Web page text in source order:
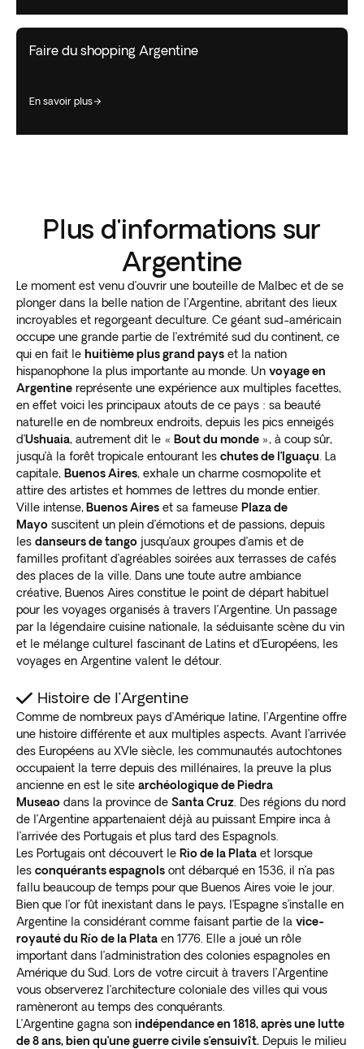
Faire du shopping Argentine
en savoir plus
Plus d'informations sur
Argentine
Le moment est venu d’ouvrir une bouteille de Malbec et de se
plonger dans la belle nation de l’Argentine, abritant des lieux
incroyables et regorgeant deculture. Ce géant sud-américain
occupe une grande partie de l’extrémité sud du continent, ce
qui en fait le huitième plus grand pays et la nation
hispanophone la plus importante au monde. Un voyage en
Argentine représente une expérience aux multiples facettes,
en effet voici les principaux atouts de ce pays : sa beauté
naturelle en de nombreux endroits, depuis les pics enneigés
d’Ushuaia, autrement dit le « Bout du monde », à coup sûr,
jusqu’à la forêt tropicale entourant les chutes de l’Iguaçu . La
capitale, Buenos Aires, exhale un charme cosmopolite et
attire des artistes et hommes de lettres du monde entier.
Ville intense, Buenos Aires et sa fameuse Plaza de
Mayo suscitent un plein d’émotions et de passions, depuis
les danseurs de tango jusqu’aux groupes d’amis et de
familles profitant d’agréables soirées aux terrasses de cafés
des places de la ville. Dans une toute autre ambiance
créative, Buenos Aires constitue le point de départ habituel
pour les voyages organisés à travers l’Argentine. Un passage
par la légendaire cuisine nationale, la séduisante scène du vin
et le mélange culturel fascinant de Latins et d’Européens, les
voyages en Argentine valent le détour.
Histoire de l’Argentine
Comme de nombreux pays d’Amérique latine, l’Argentine offre
une histoire différente et aux multiples aspects. Avant l’arrivée
des Européens au XVIe siècle, les communautés autochtones
occupaient la terre depuis des millénaires, la preuve la plus
ancienne en est le site archéologique de Piedra
Museao dans la province de Santa Cruz . Des régions du nord
de l’Argentine appartenaient déjà au puissant Empire inca à
l’arrivée des Portugais et plus tard des Espagnols.
Les Portugais ont découvert le Rio de la Plata et lorsque
les conquérants espagnols ont débarqué en 1536, il n’a pas
fallu beaucoup de temps pour que Buenos Aires voie le jour.
Bien que l’or fût inexistant dans le pays, l’Espagne s’installe en
Argentine la considérant comme faisant partie de la vice-
royauté du Río de la Plata en 1776. Elle a joué un rôle
important dans l’administration des colonies espagnoles en
Amérique du Sud. Lors de votre circuit à travers l’Argentine
vous observerez l’architecture coloniale des villes qui vous
ramèneront au temps des conquérants.
L’Argentine gagna son indépendance en 1818, après une lutte
de 8 ans, bien qu’une guerre civile s’ensuivît. Depuis le milieu